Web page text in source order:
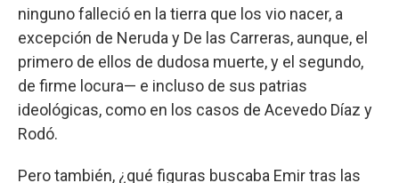
ninguno falleció en la tierra que los vio nacer, a
excepción de Neruda y De las Carreras, aunque, el
primero de ellos de dudosa muerte, y el segundo,
de firme locura— e incluso de sus patrias
ideológicas, como en los casos de Acevedo Díaz y
Rodó.
Pero también, ¿qué figuras buscaba Emir tras las